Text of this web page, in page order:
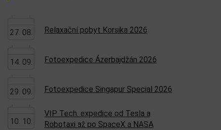
27. 08. Relaxační pobyt Korsika 2026
14. 09. Fotoexpedice Ázerbajdžán 2026
29. 09. Fotoexpedice Singapur Special 2026
10. 10.
VIP Tech. expedice od Tesla a
Robotaxi až po SpaceX a NASA